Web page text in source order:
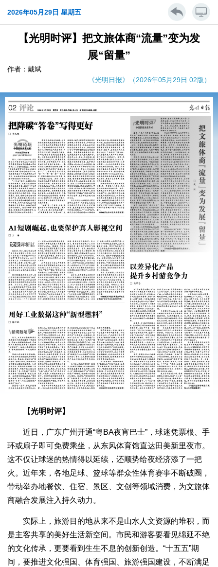
2026年05月29日 星期五
【光明时评】把文旅体商“流量”变为发
展“留量”
作者：戴斌
《光明日报》（2026年05月29日 02版）
【光明时评】
近日，广东广州开通“粤BA夜宵巴士”，球迷凭票根、手
环或扇子即可免费乘坐，从东风体育馆直达田美新里夜市。
这不仅让球迷的热情得以延续，还顺势给夜经济添了一把
火。近年来，各地足球、篮球等群众性体育赛事不断破圈，
带动举办地餐饮、住宿、景区、文创等领域消费，为文旅体
商融合发展注入持久动力。
实际上，旅游目的地从来不是山水人文资源的堆积，而
是主客共享的美好生活新空间。市民和游客要看见绵延不绝
的文化传承，更要看到生生不息的创新创造。“十五五”期
间，要推进文化强国、体育强国、旅游强国建设，不断满足